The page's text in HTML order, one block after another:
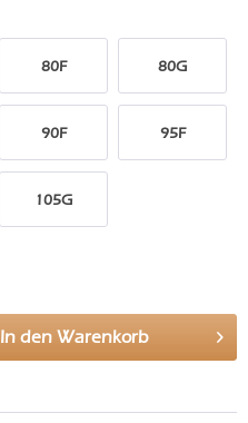
80F 80G
90F 95F
105G
In den Warenkorb